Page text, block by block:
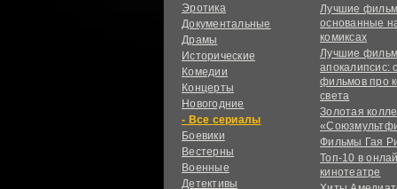
Эротика
Документальные
Драмы
Исторические
Комедии
Концерты
Новогодние
сериалы
Боевики
Вестерны
Военные
Детективы
Лучшие
основанные
комиксах
Лучшие
апокалипсис:
фильмов про
света
Золотая
Фильмы Гая
Топ-10 в
кинотеатре